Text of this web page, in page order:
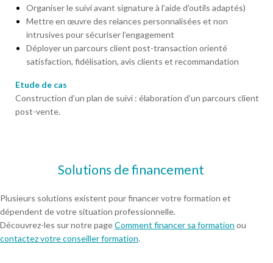
Organiser le suivi avant signature à l’aide d’outils adaptés)
Mettre en œuvre des relances personnalisées et non
intrusives pour sécuriser l’engagement
Déployer un parcours client post-transaction orienté
satisfaction, fidélisation, avis clients et recommandation
Etude de cas
Construction d’un plan de suivi : élaboration d’un parcours client
post-vente.
Solutions de financement
Plusieurs solutions existent pour financer votre formation et
dépendent de votre situation professionnelle.
Découvrez-les sur notre pageComment financer sa formation ou
contactez votre conseiller formation.